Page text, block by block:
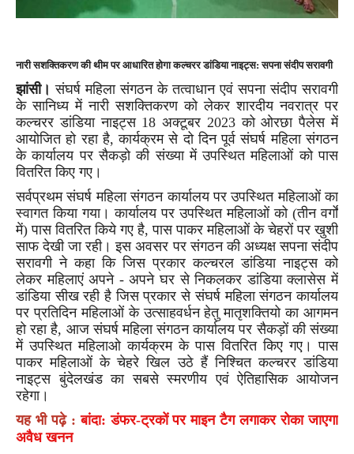
नारी सशक्तिकरण की थीम पर आधारित होगा कल्चरर डांडिया नाइट्स: सपना संदीप सरावगी
झांसी। संघर्ष महिला संगठन के तत्वाधान एवं सपना संदीप सरावगी
के सानिध्य में नारी सशक्तिकरण को लेकर शारदीय नवरात्र पर
कल्चरर डांडिया नाइट्स 18 अक्टूबर 2023 को ओरछा पैलेस में
आयोजित हो रहा है, कार्यक्रम से दो दिन पूर्व संघर्ष महिला संगठन
के कार्यालय पर सैकड़ो की संख्या में उपस्थित महिलाओं को पास
वितरित किए गए।
सर्वप्रथम संघर्ष महिला संगठन कार्यालय पर उपस्थित महिलाओं का
स्वागत किया गया। कार्यालय पर उपस्थित महिलाओं को (तीन वर्गों
में) पास वितरित किये गए है, पास पाकर महिलाओं के चेहरों पर खुशी
साफ देखी जा रही। इस अवसर पर संगठन की अध्यक्ष सपना संदीप
सरावगी ने कहा कि जिस प्रकार कल्चरल डांडिया नाइट्स को
लेकर महिलाएं अपने - अपने घर से निकलकर डांडिया क्लासेस में
डांडिया सीख रही है जिस प्रकार से संघर्ष महिला संगठन कार्यालय
पर प्रतिदिन महिलाओं के उत्साहवर्धन हेतु मातृशक्तियो का आगमन
हो रहा है, आज संघर्ष महिला संगठन कार्यालय पर सैकड़ों की संख्या
में उपस्थित महिलाओ कार्यक्रम के पास वितरित किए गए। पास
पाकर महिलाओं के चेहरे खिल उठे हैं निश्चित कल्चरर डांडिया
नाइट्स बुंदेलखंड का सबसे स्मरणीय एवं ऐतिहासिक आयोजन
रहेगा।
यह भी पढ़े :बांदा: डंफर-ट्रकों पर माइन टैग लगाकर रोका जाएगा
अवैध खनन